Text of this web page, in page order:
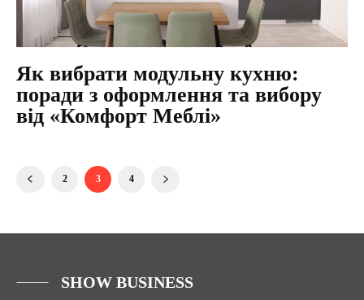
Як вибрати модульну кухню:
поради з оформлення та вибору
від «Комфорт Меблі»
2 3 4
SHOW BUSINESS